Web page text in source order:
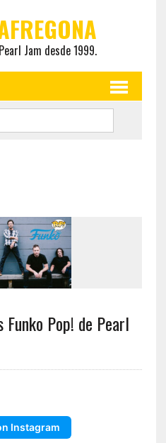
Jam desde 1999.
Funko Pop! de Pearl
Instagram